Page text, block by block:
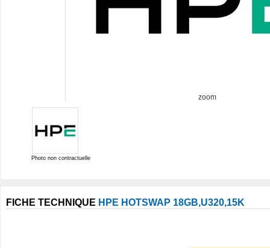
zoom
Photo non contractuelle
FICHE TECHNIQUE HPE HOTSWAP 18GB,U320,15K